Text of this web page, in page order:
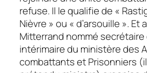
refuse. Il le qualifie de «
Nièvre » ou « d’arsouille ». Et
Mitterrand nommé secrétaire
intérimaire du ministère des
combattants et Prisonniers